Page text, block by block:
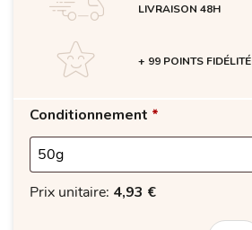
LIVRAISON 48H
+ 99 POINTS FIDÉLITÉ
Conditionnement *
Prix unitaire: 4,93 €